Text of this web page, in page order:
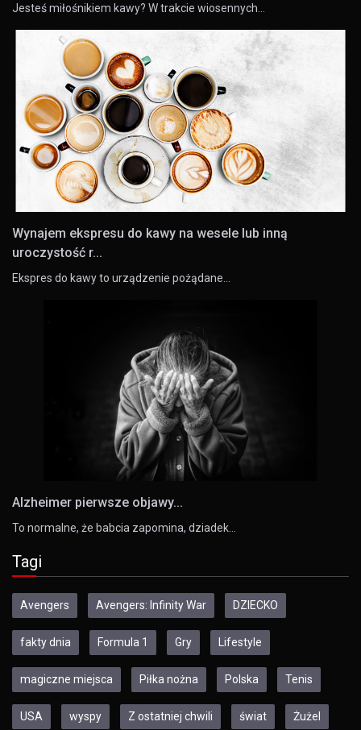
Jesteś miłośnikiem kawy? W trakcie wiosennych…
Wynajem ekspresu do kawy na wesele lub inną
uroczystość r...
Ekspres do kawy to urządzenie pożądane…
Alzheimer pierwsze objawy...
To normalne, że babcia zapomina, dziadek…
Tagi
Avengers Avengers: Infinity War DZIECKO
fakty dnia Formula 1 Gry Lifestyle
magiczne miejsca Piłka nożna Polska Tenis
USA wyspy Z ostatniej chwili świat Żużel